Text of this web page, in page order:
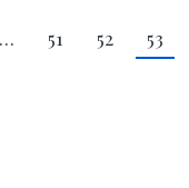
… 51 52 53